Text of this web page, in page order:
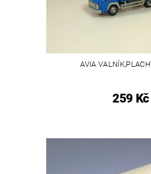
AVIA
259 Kč